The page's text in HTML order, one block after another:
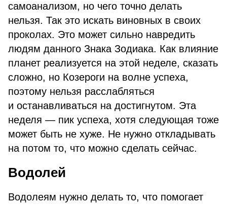
самоанализом, но чего точно делать
нельзя. Так это искать виновных в своих
проколах. Это может сильно навредить
людям данного Знака Зодиака. Как влияние
планет реализуется на этой неделе, сказать
сложно, но Козероги на волне успеха,
поэтому нельзя расслабляться
и останавливаться на достигнутом. Эта
неделя — пик успеха, хотя следующая тоже
может быть не хуже. Не нужно откладывать
на потом то, что можно сделать сейчас.
Водолей
Водолеям нужно делать то, что помогает